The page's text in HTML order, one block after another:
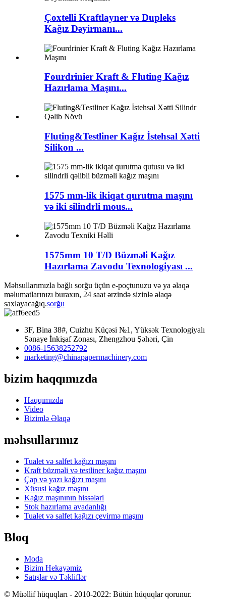
Çoxtelli Kraftlayner və Dupleks
Kağız Dəyirmanı...
Fourdrinier Kraft & Fluting Kağız
Hazırlama Maşını...
Fluting&Testliner Kağız İstehsal Xətti
Silikon ...
1575 mm-lik ikiqat qurutma maşını
və iki silindrli mous...
1575mm 10 T/D Büzməli Kağız
Hazırlama Zavodu Texnologiyası ...
Məhsullarımızla bağlı sorğu üçün e-poçtunuzu və ya əlaqə
məlumatlarınızı buraxın, 24 saat ərzində sizinlə əlaqə
saxlayacağıq.sorğu
3F, Bina 38#, Cuizhu Küçəsi №1, Yüksək Texnologiyalı
Sənaye İnkişaf Zonası, Zhengzhou Şəhəri, Çin
0086-15638252792
marketing@chinapapermachinery.com
bizim haqqımızda
Haqqımızda
Video
Bizimlə Əlaqə
məhsullarımız
Tualet və salfet kağızı maşını
Kraft büzməli və testliner kağız maşını
Çap və yazı kağızı maşını
Xüsusi kağız maşını
Kağız maşınının hissələri
Stok hazırlama avadanlığı
Tualet və salfet kağızı çevirmə maşını
Bloq
Moda
Bizim Hekayəmiz
Satışlar və Təkliflər
© Müəllif hüquqları - 2010-2022: Bütün hüquqlar qorunur.